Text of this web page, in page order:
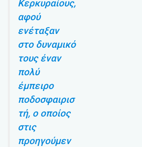
Κερκυραίους,
αφού
ενέταξαν
στο δυναμικό
τους έναν
πολύ
έμπειρο
ποδοσφαιρισ
τή, ο οποίος
στις
προηγούμεν